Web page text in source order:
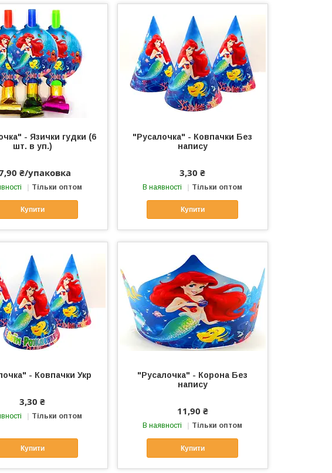
- Язички гудки (6
шт. в уп.)
₴/упаковка
Тільки оптом
Купити
"Русалочка" - Ковпачки Без
напису
3,30 ₴
В наявності Тільки оптом
Купити
- Ковпачки Укр
3,30 ₴
Тільки оптом
Купити
"Русалочка" - Корона Без
напису
11,90 ₴
В наявності Тільки оптом
Купити